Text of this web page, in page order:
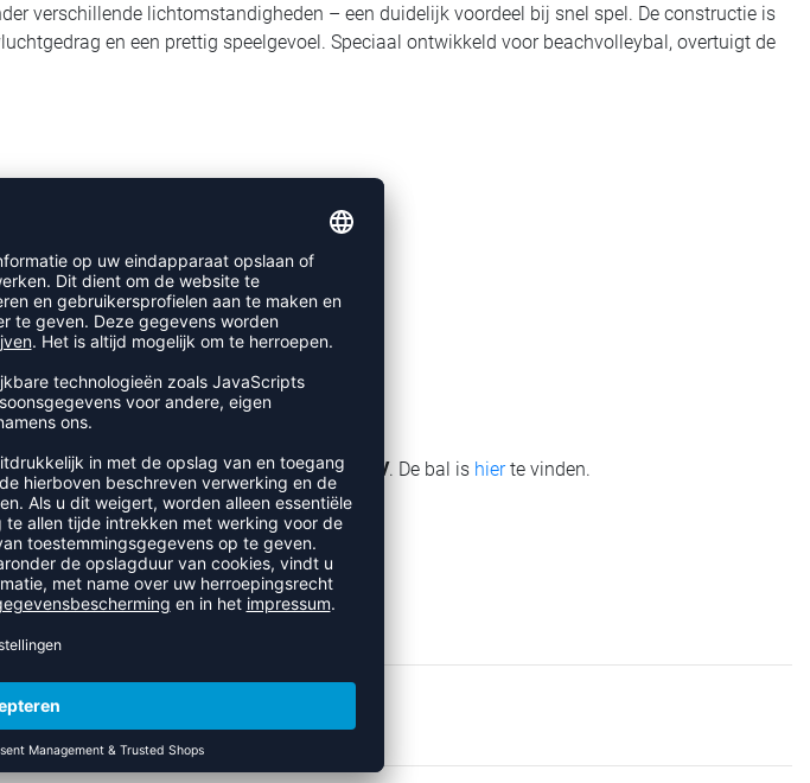
verschillende lichtomstandigheden – een duidelijk voordeel bij snel spel. De constructie is
en een prettig speelgevoel. Speciaal ontwikkeld voor beachvolleybal, overtuigt de
van de DVV is deWilson OPTX Volleyball DVV. De bal is hierte vinden.